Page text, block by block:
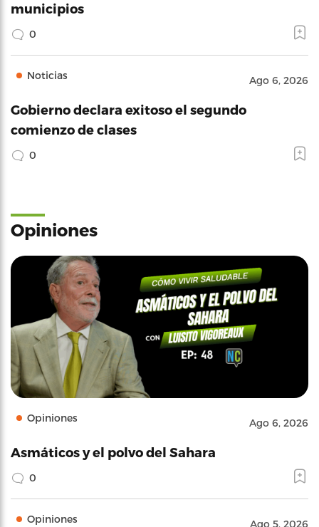
municipios
0
Noticias Ago 6, 2026
Gobierno declara exitoso el segundo
comienzo de clases
0
Opiniones
Opiniones Ago 6, 2026
Asmáticos y el polvo del Sahara
0
Opiniones Ago 5, 2026